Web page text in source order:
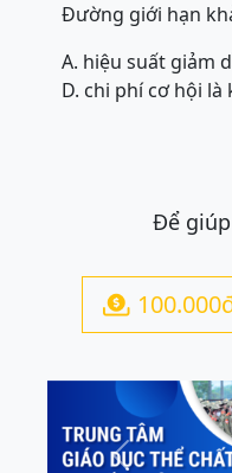
Đường giới hạn
A. hiệu suất giảm
D. chi phí cơ hội là
Để

Previous